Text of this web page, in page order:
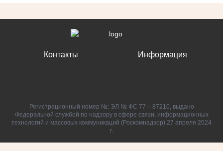
Контакты Информация
Регистрационный номер №: ЭЛ № ФС 77 – 87210, выдано
Федеральной службой по надзору в сфере связи, информационных
технологий и массовых коммуникаций (Роскомнадзор) 27 апреля 2024
г.